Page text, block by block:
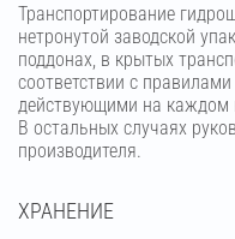
Транспортирование
нетронутой заводской
поддонах, в крытых
соответствии с правилами
действующими на каждом
В остальных случаях
производителя.
ХРАНЕНИЕ